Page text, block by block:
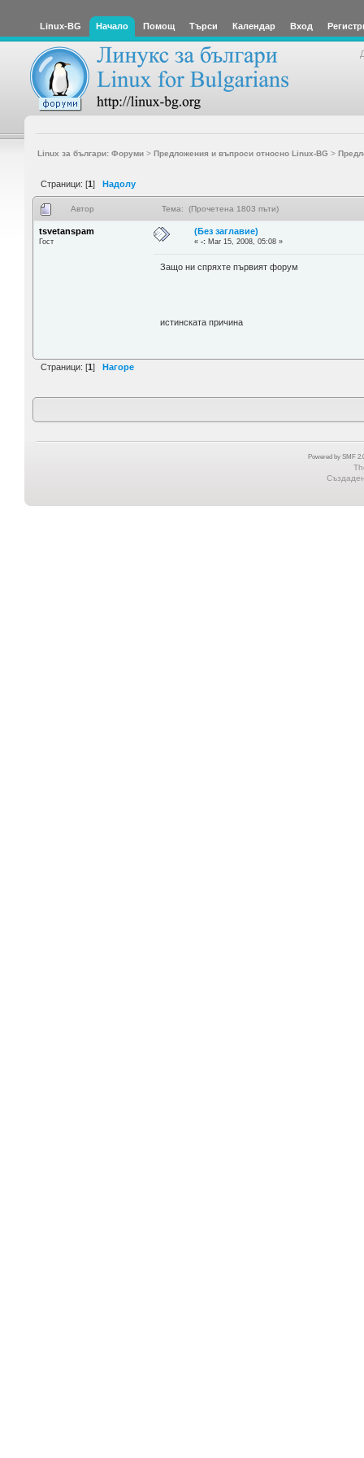
Linux-BG Начало Помощ Търси Календар Вход
Linux за българи: Форуми> Предложения и въпроси относно Linux-BG >
Страници: [1] Надолу
Автор Тема: (Прочетена 1803 пъти)
tsvetanspam
Гост
(Без заглавие)
«-: Mar 15, 2008, 05:08 »
Защо ни спряхте първият форум
истинската причина
Страници: [1] Нагоре
Powered by SMF